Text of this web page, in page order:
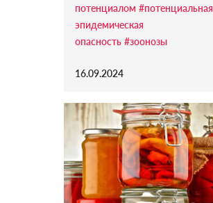
потенциалом #потенциальная
эпидемическая
опасность #зоонозы
16.09.2024